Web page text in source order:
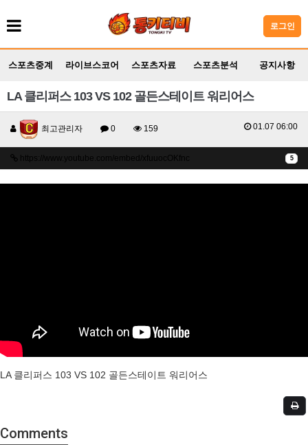
로그인
스포츠중계 라이브스코어 스포츠자료 스포츠분석 공지사항
LA 클리퍼스 103 VS 102 골든스테이트 워리어스
최고관리자 0 159 01.07 06:00
5
https://www.youtube.com/embed/xfuuocOKfnc
LA 클리퍼스 103 VS 102 골든스테이트 워리어스
Comments